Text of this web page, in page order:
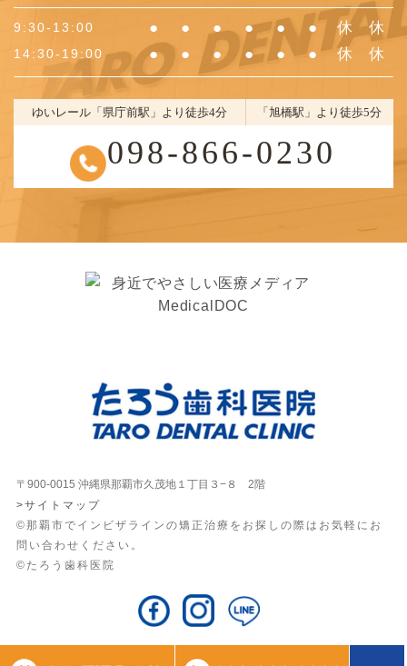
9:30-13:00 ● ● ● ● ● ● 休 休
14:30-19:00 ● ● ● ● ● ● 休 休
ゆいレール「県庁前駅」より徒歩4分 「旭橋駅」より徒歩5分
098-866-0230
〒900-0015 沖縄県那覇市久茂地１丁目３−８ 2階
>サイトマップ
©那覇市でインビザラインの矯正治療をお探しの際はお気軽にお
問い合わせください。
©たろう歯科医院